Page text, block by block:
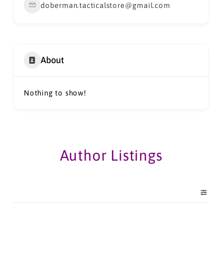
doberman.tacticalstore@gmail.com
About
Nothing to show!
Author Listings